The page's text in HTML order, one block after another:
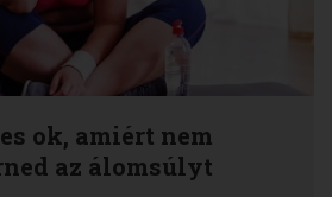
ok, amiért nem
az álomsúlyt